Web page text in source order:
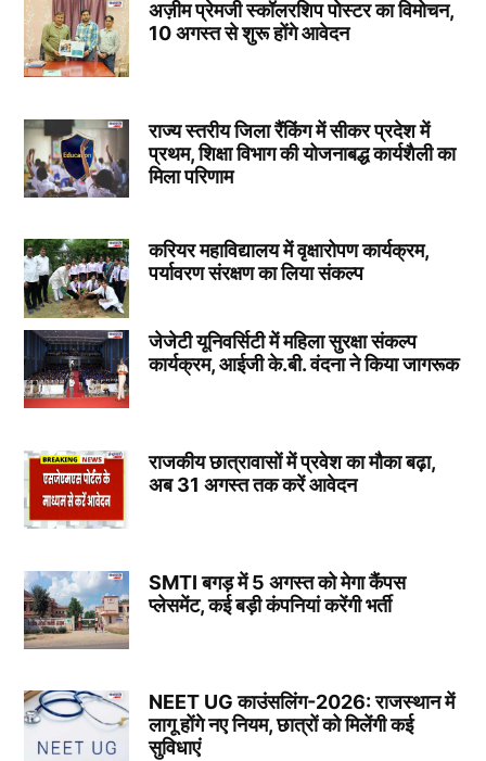
अज़ीम प्रेमजी स्कॉलरशिप पोस्टर का विमोचन,
10 अगस्त से शुरू होंगे आवेदन
राज्य स्तरीय जिला रैंकिंग में सीकर प्रदेश में
प्रथम, शिक्षा विभाग की योजनाबद्ध कार्यशैली का
मिला परिणाम
करियर महाविद्यालय में वृक्षारोपण कार्यक्रम,
पर्यावरण संरक्षण का लिया संकल्प
जेजेटी यूनिवर्सिटी में महिला सुरक्षा संकल्प
कार्यक्रम, आईजी के.बी. वंदना ने किया जागरूक
राजकीय छात्रावासों में प्रवेश का मौका बढ़ा,
अब 31 अगस्त तक करें आवेदन
SMTI बगड़ में 5 अगस्त को मेगा कैंपस
प्लेसमेंट, कई बड़ी कंपनियां करेंगी भर्ती
NEET UG काउंसलिंग-2026: राजस्थान में
लागू होंगे नए नियम, छात्रों को मिलेंगी कई
सुविधाएं